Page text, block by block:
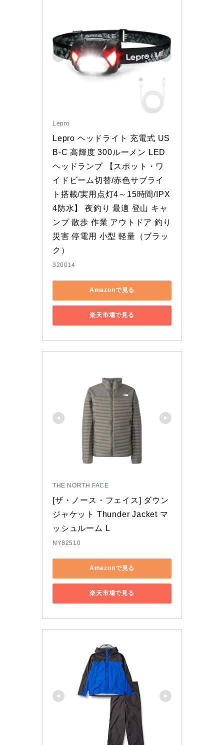
Lepro
Lepro ヘッドライト 充電式 US
B-C 高輝度 300ルーメン LED
ヘッドランプ 【スポット・ワ
イドビーム切替/赤色サブライ
ト搭載/実用点灯4～15時間/IPX
4防水】 夜釣り 最適 登山 キャ
ンプ 散歩 作業 アウトドア 釣り
災害 停電用 小型 軽量（ブラッ
ク）
320014
Amazonで見る
楽天市場で見る
THE NORTH FACE
[ザ・ノース・フェイス] ダウン
ジャケット Thunder Jacket マ
ッシュルーム L
NY82510
Amazonで見る
楽天市場で見る